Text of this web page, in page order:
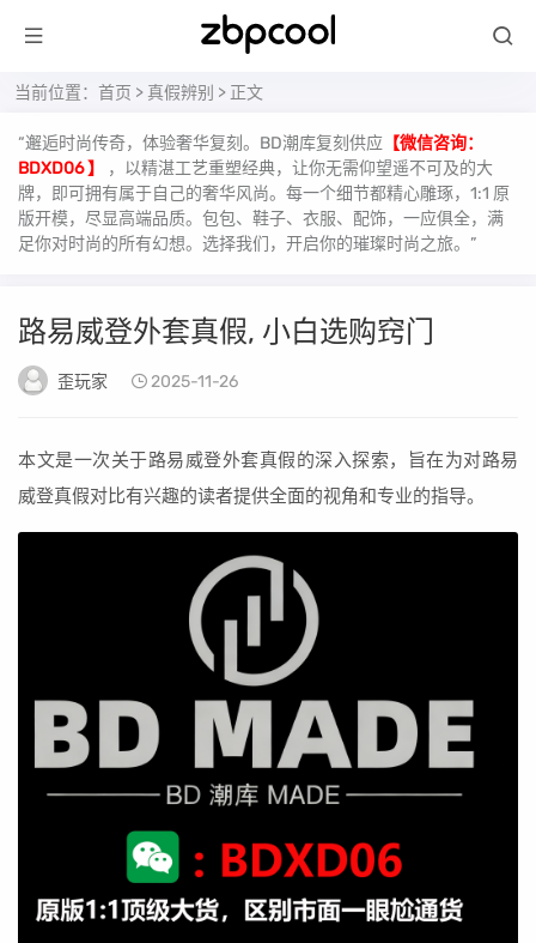
当前位置： 首页 > 真假辨别 > 正文
“邂逅时尚传奇，体验奢华复刻。BD潮库复刻供应 【微信咨询：
BDXD06 】
，以精湛工艺重塑经典，让你无需仰望遥不可及的大
牌，即可拥有属于自己的奢华风尚。每一个细节都精心雕琢，1:1 原
版开模，尽显高端品质。包包、鞋子、衣服、配饰，一应俱全，满
足你对时尚的所有幻想。选择我们，开启你的璀璨时尚之旅。”
路易威登外套真假, 小白选购窍门
歪玩家 2025-11-26
本文是一次关于路易威登外套真假的深入探索，旨在为对路易
威登真假对比有兴趣的读者提供全面的视角和专业的指导。